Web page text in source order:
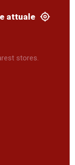
attuale
stores.